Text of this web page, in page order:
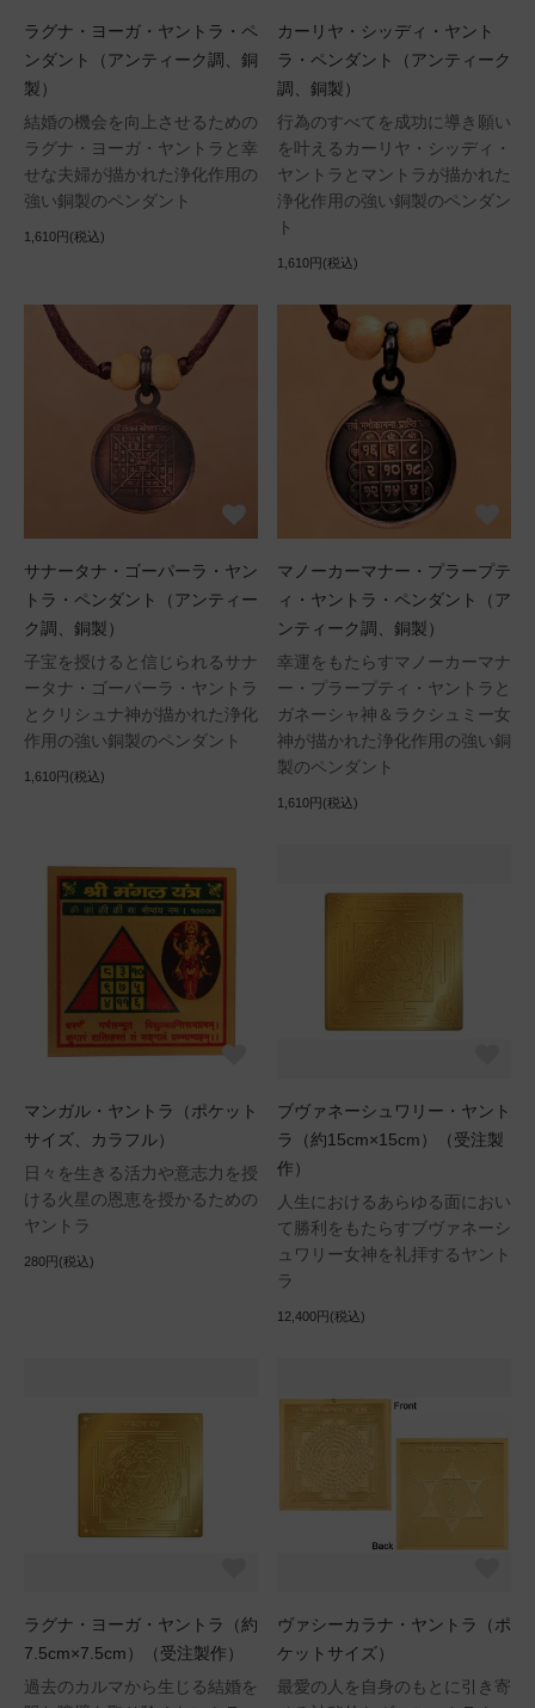
ラグナ・ヨーガ・ヤントラ・ペ
ンダント（アンティーク調、銅
製）
結婚の機会を向上させるための
ラグナ・ヨーガ・ヤントラと幸
せな夫婦が描かれた浄化作用の
強い銅製のペンダント
1,610円(税込)
カーリヤ・シッディ・ヤント
ラ・ペンダント（アンティーク
調、銅製）
行為のすべてを成功に導き願い
を叶えるカーリヤ・シッディ・
ヤントラとマントラが描かれた
浄化作用の強い銅製のペンダン
ト
1,610円(税込)
サナータナ・ゴーパーラ・ヤン
トラ・ペンダント（アンティー
ク調、銅製）
子宝を授けると信じられるサナ
ータナ・ゴーパーラ・ヤントラ
とクリシュナ神が描かれた浄化
作用の強い銅製のペンダント
1,610円(税込)
マノーカーマナー・プラープテ
ィ・ヤントラ・ペンダント（ア
ンティーク調、銅製）
幸運をもたらすマノーカーマナ
ー・プラープティ・ヤントラと
ガネーシャ神＆ラクシュミー女
神が描かれた浄化作用の強い銅
製のペンダント
1,610円(税込)
マンガル・ヤントラ（ポケット
サイズ、カラフル）
日々を生きる活力や意志力を授
ける火星の恩恵を授かるための
ヤントラ
280円(税込)
ブヴァネーシュワリー・ヤント
ラ（約15cm×15cm）（受注製
作）
人生におけるあらゆる面におい
て勝利をもたらすブヴァネーシ
ュワリー女神を礼拝するヤント
ラ
12,400円(税込)
ラグナ・ヨーガ・ヤントラ（約
7.5cm×7.5cm）（受注製作）
過去のカルマから生じる結婚を
ヴァシーカラナ・ヤントラ（ポ
ケットサイズ）
最愛の人を自身のもとに引き寄